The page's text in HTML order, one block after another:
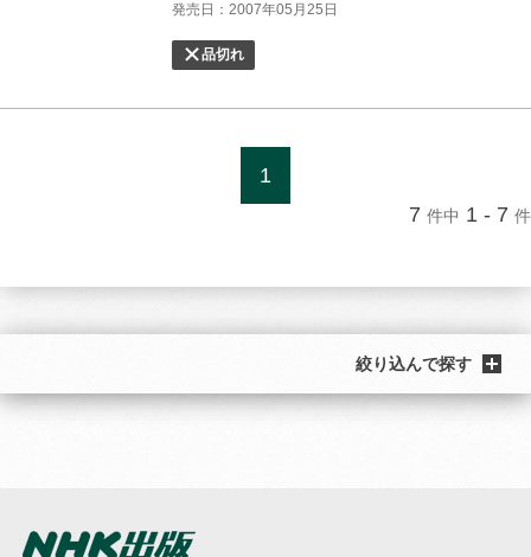
発売日：2007年05月25日
品切れ
1
7 件中 1 - 7 件
絞り込んで探す